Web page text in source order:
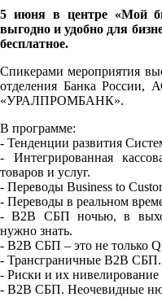
5 июня в центре «Мой
выгодно и удобно для
бесплатное.
Спикерами мероприятия
отделения Банка России,
«УРАЛПРОМБАНК».
В программе:
- Тенденции развития
- Интегрированная
товаров и услуг.
- Переводы Business to
- Переводы в реальном
- В2В СБП ночью, в
нужно знать.
- В2В СБП – это не только
- Трансграничные В2В СБП.
- Риски и их
- В2В СБП. Неочевидные